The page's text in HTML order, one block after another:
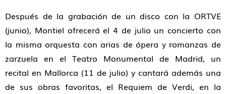
Después de la grabación de un disco con la ORTVE
(junio), Montiel ofrecerá el 4 de julio un concierto con
la misma orquesta con arias de ópera y romanzas de
zarzuela en el Teatro Monumental de Madrid, un
recital en Mallorca (11 de julio) y cantará además una
de sus obras favoritas, el Requiem de Verdi, en la